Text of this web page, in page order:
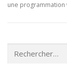
une programmation